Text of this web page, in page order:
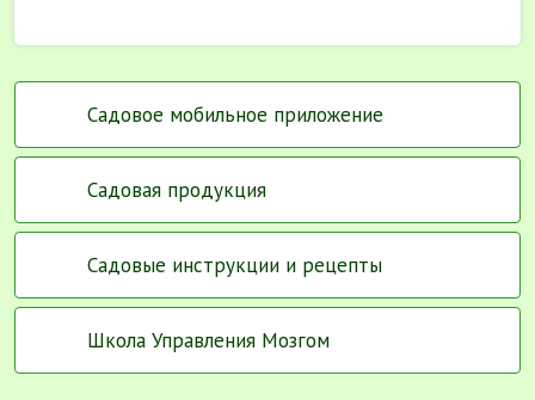
Садовое мобильное приложение
Садовая продукция
Садовые инструкции и рецепты
Школа Управления Мозгом